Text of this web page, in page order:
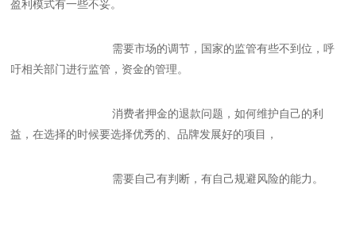
盈利模式有一些不妥。
需要市场的调节，国家的监管有些不到位，呼
吁相关部门进行监管，资金的管理。
消费者押金的退款问题，如何维护自己的利
益，在选择的时候要选择优秀的、品牌发展好的项目，
需要自己有判断，有自己规避风险的能力。